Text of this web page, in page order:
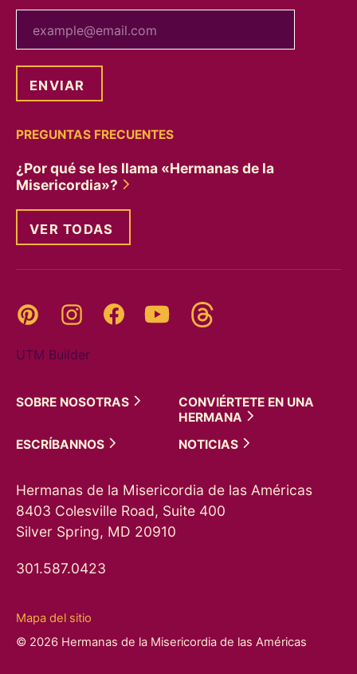
PREGUNTAS FRECUENTES
¿Por qué se les llama «Hermanas de la
Misericordia»?
VER TODAS
Pinterest InstagramFacebookYouTube
UTM Builder
SOBRE NOSOTRAS
CONVIÉRTETE EN UNA
HERMANA
ESCRÍBANNOS
NOTICIAS
Hermanas de la Misericordia de las Américas
8403 Colesville Road, Suite 400
Silver Spring, MD 20910
301.587.0423
Mapa del sitio
© 2026 Hermanas de la Misericordia de las Américas